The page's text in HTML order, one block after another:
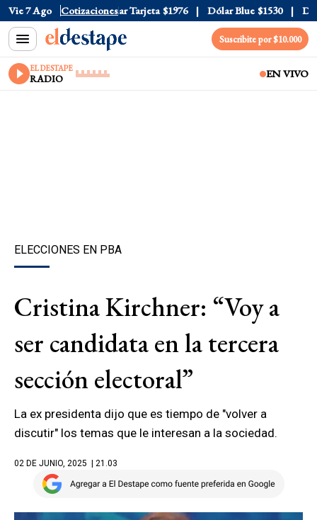
Vie 7 Ago Cotizaciones
Oficial $1520 Dólar Tarjeta $1976 Dólar Blue $1530 Dólar
Suscribite por $10.000
EL DESTAPE
RADIO EN VIVO
ELECCIONES EN PBA
Cristina Kirchner: “Voy a
ser candidata en la tercera
sección electoral”
La ex presidenta dijo que es tiempo de "volver a
discutir" los temas que le interesan a la sociedad.
02 DE JUNIO, 2025 | 21.03